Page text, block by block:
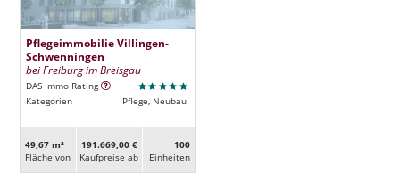
Pflegeimmobilie Villingen-
Schwenningen
bei Freiburg im Breisgau
DAS Immo Rating
Kategorien
Pflege, Neubau
49,67 m²
Fläche von
191.669,00 €
Kaufpreise ab
100
Ein­heiten